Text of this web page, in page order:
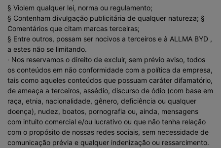
§ Violem qualquer lei, norma ou regulamento;
§ Contenham divulgação publicitária de qualquer natureza; §
Comentários que citam marcas terceiras;
§ Entre outros, possam ser nocivos a terceiros e à ALLMA BYD ,
a estes não se limitando.
· Nos reservamos o direito de excluir, sem prévio aviso, todos
os conteúdos em não conformidade com a política da empresa,
tais como aqueles conteúdos que possuam caráter difamatório,
de ameaça a terceiros, assédio, discurso de ódio (com base em
raça, etnia, nacionalidade, gênero, deficiência ou qualquer
doença), nudez, boatos, pornografia ou, ainda, mensagens
com intuito comercial e/ou lucrativo ou que não tenha relação
com o propósito de nossas redes sociais, sem necessidade de
comunicação prévia e qualquer indenização ou ressarcimento.